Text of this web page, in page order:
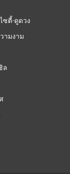
ซตี้-ดูดวง
ามงาม
ล